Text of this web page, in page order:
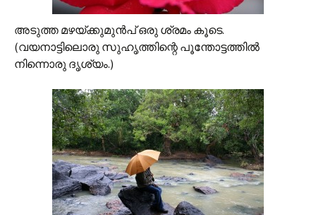
അടുത്ത മഴയ്ക്കുമുന്‍പ്‌ ഒരു ശ്രമം കൂടെ.
(വയനാട്ടിലൊരു സുഹൃത്തിന്റെ പൂന്തോട്ടത്തില്‍
നിന്നൊരു ദൃശ്യം.)